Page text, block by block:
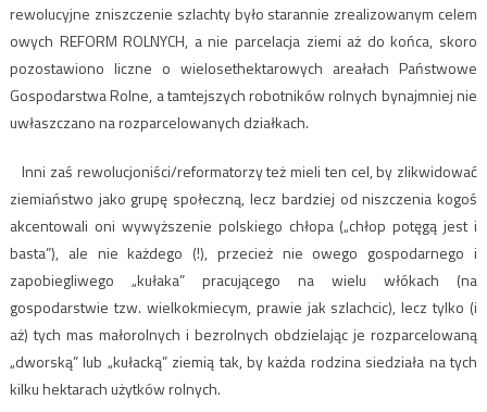
rewolucyjne zniszczenie szlachty było starannie zrealizowanym celem
owych REFORM ROLNYCH, a nie parcelacja ziemi aż do końca, skoro
pozostawiono liczne o wielosethektarowych areałach Państwowe
Gospodarstwa Rolne, a tamtejszych robotników rolnych bynajmniej nie
uwłaszczano na rozparcelowanych działkach.
Inni zaś rewolucjoniści/reformatorzy też mieli ten cel, by zlikwidować
ziemiaństwo jako grupę społeczną, lecz bardziej od niszczenia kogoś
akcentowali oni wywyższenie polskiego chłopa („chłop potęgą jest i
basta”), ale nie każdego (!), przecież nie owego gospodarnego i
zapobiegliwego „kułaka” pracującego na wielu włókach (na
gospodarstwie tzw. wielkokmiecym, prawie jak szlachcic), lecz tylko (i
aż) tych mas małorolnych i bezrolnych obdzielając je rozparcelowaną
„dworską” lub „kułacką” ziemią tak, by każda rodzina siedziała na tych
kilku hektarach użytków rolnych.